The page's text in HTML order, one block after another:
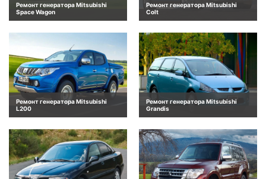
Ремонт генератора Mitsubishi
Space Wagon
Ремонт генератора Mitsubishi
Colt
Ремонт генератора Mitsubishi
L200
Ремонт генератора Mitsubishi
Grandis